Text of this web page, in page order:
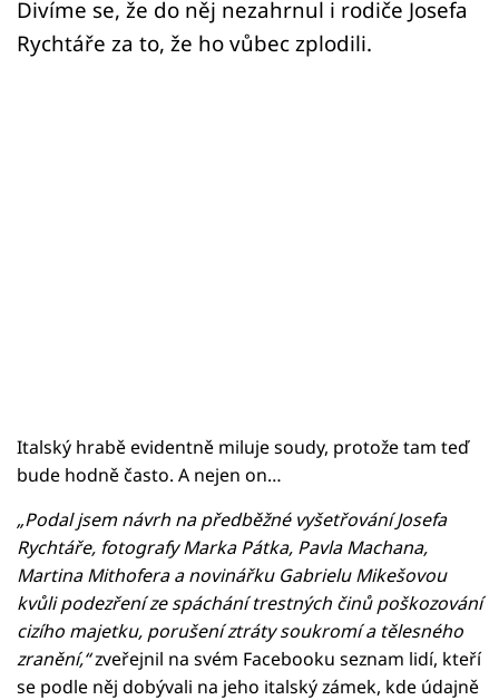
Divíme se, že do něj nezahrnul i rodiče Josefa
Rychtáře za to, že ho vůbec zplodili.
Italský hrabě evidentně miluje soudy, protože tam teď
bude hodně často. A nejen on…
„Podal jsem návrh na předběžné vyšetřování Josefa
Rychtáře, fotografy Marka Pátka, Pavla Machana,
Martina Mithofera a novinářku Gabrielu Mikešovou
kvůli podezření ze spáchání trestných činů poškozování
cizího majetku, porušení ztráty soukromí a tělesného
zranění,“zveřejnil na svém Facebooku seznam lidí, kteří
se podle něj dobývali na jeho italský zámek, kde údajně